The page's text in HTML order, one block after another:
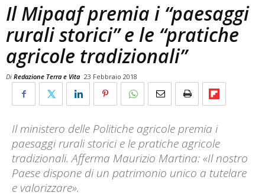
Il Mipaaf premia i “paesaggi
rurali storici” e le “pratiche
agricole tradizionali”
Di Redazione Terra e Vita 23 Febbraio 2018
Il ministero delle Politiche agricole premia i
paesaggi rurali storici e le pratiche agricole
tradizionali. Afferma Maurizio Martina: «Il nostro
Paese dispone di un patrimonio unico a tutelare
e valorizzare».